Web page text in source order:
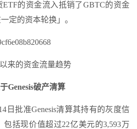
的资金流入抵销了GBTC的资金
定的资本轮换」。
来的资金流量趋势
Genesis破产清算
日批准Genesis清算其持有的灰度信
括现价值超过22亿美元的3,593万